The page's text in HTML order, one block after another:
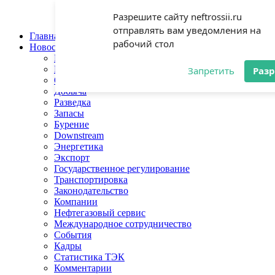
Разрешите сайту neftrossii.ru
отправлять вам уведомления на
рабочий стол
Запретить
Главная
Новости
Нефть
Газ
Отрасль
Добыча
Разведка
Запасы
Бурение
Downstream
Энергетика
Экспорт
Государственное регулирование
Транспортировка
Законодательство
Компании
Нефтегазовый сервис
Международное сотрудничество
События
Кадры
Статистика ТЭК
Комментарии